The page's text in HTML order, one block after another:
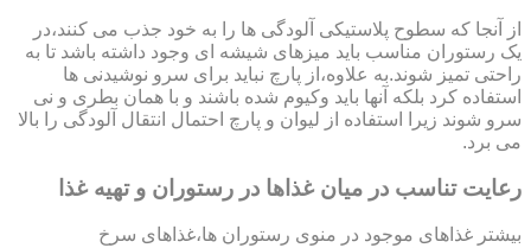
از آنجا که سطوح پلاستیکی آلودگی ها را به خود جذب می کنند،در
یک رستوران مناسب باید میزهای شیشه ای وجود داشته باشد تا به
راحتی تمیز شوند.به علاوه،از پارچ نباید برای سرو نوشیدنی ها
استفاده کرد بلکه آنها باید وکیوم شده باشند و با همان بطری و نی
سرو شوند زیرا استفاده از لیوان و پارچ احتمال انتقال آلودگی را بالا
می برد.
رعایت تناسب در میان غذاها در رستوران و تهیه غذا
بیشتر غذاهای موجود در منوی رستوران ها،غذاهای سرخ